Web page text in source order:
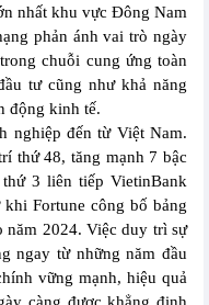
nhất khu vực Đông Nam
phản ánh vai trò ngày
chuỗi cung ứng toàn
tư cũng như khả năng
động kinh tế.
nghiệp đến từ Việt Nam.
thứ 48, tăng mạnh 7 bậc
3 liên tiếp VietinBank
Fortune công bố bảng
năm 2024. Việc duy trì sự
ngay từ những năm đầu
vững mạnh, hiệu quả
càng được khẳng định